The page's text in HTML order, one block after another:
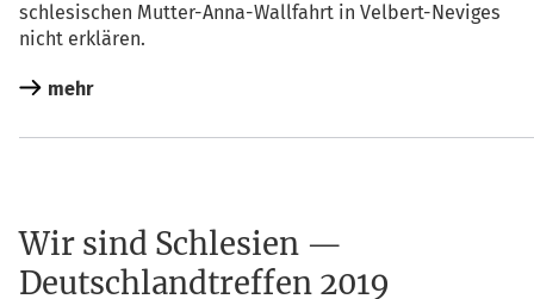
schle­si­schen Mut­ter-Anna-Wall­fahrt in Vel­bert-Nevi­ges
nicht erklären.
mehr
Wir sind Schlesien —
Deutschlandtreffen 2019